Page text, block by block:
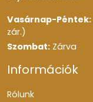
Vasárnap-Péntek:
zár.)
Szombat: Zárva
Információk
Rólunk